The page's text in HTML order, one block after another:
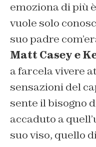
emoziona di più
vuole solo
suo padre
Matt Casey e
a farcela vivere
sensazioni del
sente il bisogno
accaduto a
suo viso, quello